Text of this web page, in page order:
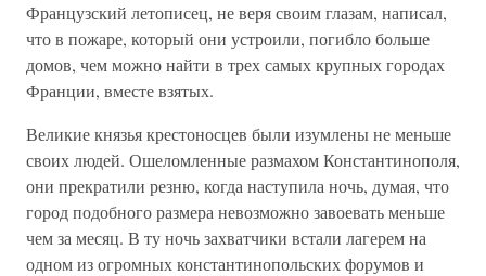
Французский летописец, не веря своим глазам, написал,
что в пожаре, который они устроили, погибло больше
домов, чем можно найти в трех самых крупных городах
Франции, вместе взятых.
Великие князья крестоносцев были изумлены не меньше
своих людей. Ошеломленные размахом Константинополя,
они прекратили резню, когда наступила ночь, думая, что
город подобного размера невозможно завоевать меньше
чем за месяц. В ту ночь захватчики встали лагерем на
одном из огромных константинопольских форумов и